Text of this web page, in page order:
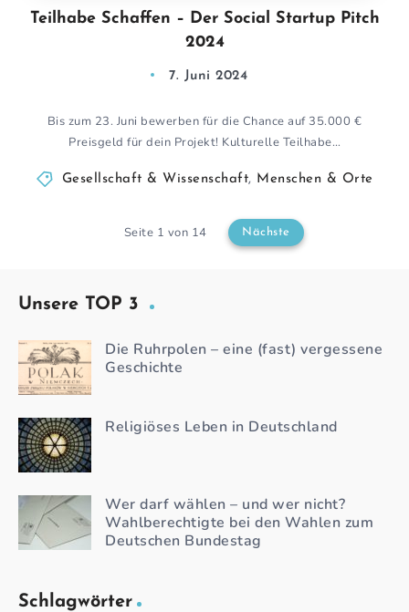
Teilhabe Schaffen – Der Social Startup Pitch
2024
7. Juni 2024
Bis zum 23. Juni bewerben für die Chance auf 35.000 €
Preisgeld für dein Projekt! Kulturelle Teilhabe…
Gesellschaft & Wissenschaft, Menschen & Orte
Seite 1 von 14 Nächste
Unsere TOP 3
Die Ruhrpolen – eine (fast) vergessene
Geschichte
Religiöses Leben in Deutschland
Wer darf wählen – und wer nicht?
Wahlberechtigte bei den Wahlen zum
Deutschen Bundestag
Schlagwörter